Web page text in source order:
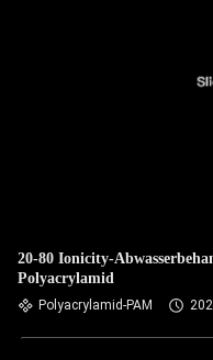
20-80 Ionicity-
Polyacrylamid
Polyacrylamid-PAM